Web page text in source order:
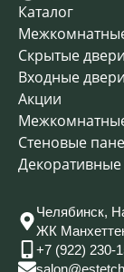
Каталог
Скрытые двери
Входные двери
Акции
Стеновые
Челябинск,
ЖК
+7 (922) 230-